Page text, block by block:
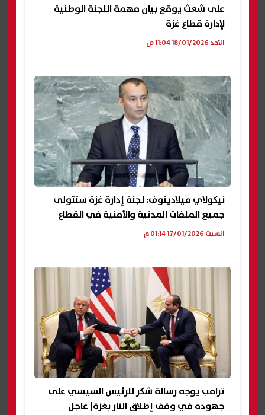
على شعث يوقع بيان مهمة اللجنة الوطنية
لإدارة قطاع غزة
الأحد 18/01/2026 11:04 ص
نيكولاي ميلادينوف: لجنة إدارة غزة ستتولى
جميع الملفات المدنية والأمنية في القطاع
السبت 17/01/2026 01:14 م
ترامب يوجه رسالة شكر للرئيس السيسي على
جهوده في وقف إطلاق النار بغزة| عاجل